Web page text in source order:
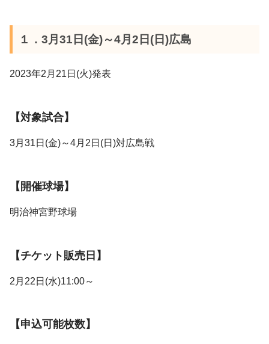
１．3月31日(金)～4月2日(日)広島
2023年2月21日(火)発表
【対象試合】
3月31日(金)～4月2日(日)対広島戦
【開催球場】
明治神宮野球場
【チケット販売日】
2月22日(水)11:00～
【申込可能枚数】